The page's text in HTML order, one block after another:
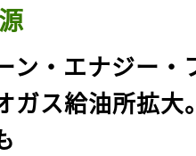
ン・エナジー・
ガス給油所拡大